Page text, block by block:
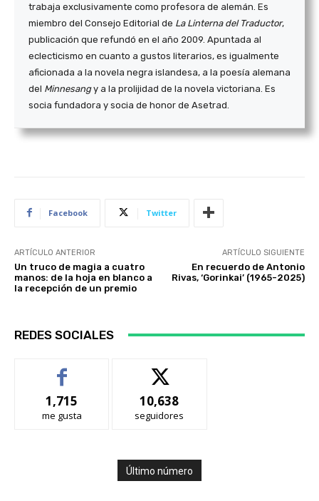
trabaja exclusivamente como profesora de alemán. Es
miembro del Consejo Editorial de La Linterna del Traductor,
publicación que refundó en el año 2009. Apuntada al
eclecticismo en cuanto a gustos literarios, es igualmente
aficionada a la novela negra islandesa, a la poesía alemana
del Minnesangy a la prolijidad de la novela victoriana. Es
socia fundadora y socia de honor de Asetrad.
Facebook Twitter
ARTÍCULO ANTERIOR
Un truco de magia a cuatro
manos: de la hoja en blanco a
la recepción de un premio
ARTÍCULO SIGUIENTE
En recuerdo de Antonio
Rivas, ‘Gorinkai’ (1965-2025)
REDES SOCIALES
1,715
me gusta
10,638
seguidores
Último número